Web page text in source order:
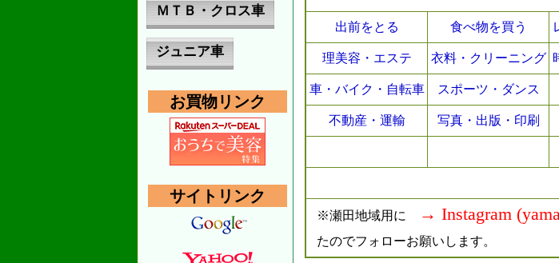
ＭＴＢ・クロス車
ジュニア車
お買物リンク
サイトリンク
出前をとる 食べ物を買う
理美容・エステ 衣料・クリーニング
車・バイク・自転車 スポーツ・ダンス
不動産・運輸 写真・出版・印刷
※瀬田地域用に → Instagram
たのでフォローお願いします。